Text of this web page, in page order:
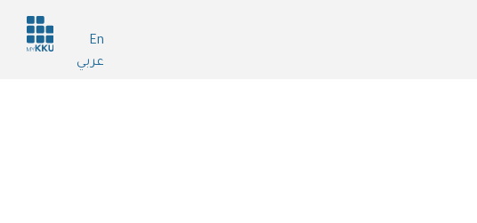
En
عربي
Header
services